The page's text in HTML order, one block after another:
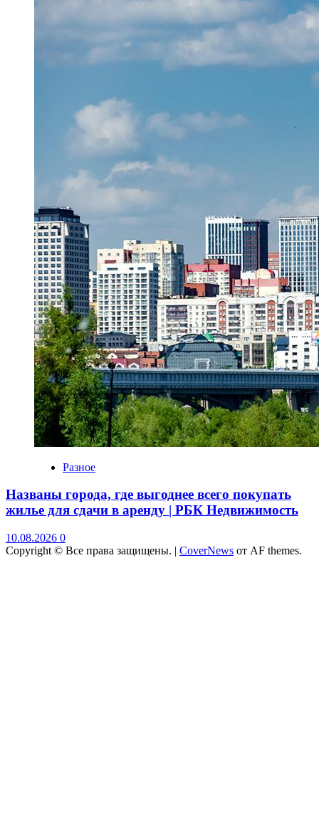
Разное
Названы города, где выгоднее всего покупать
жилье для сдачи в аренду | РБК Недвижимость
10.08.2026 0
Copyright © Все права защищены. | CoverNews от AF themes.